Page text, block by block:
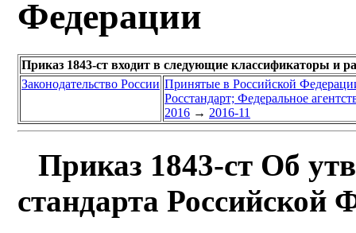
Федерации
Приказ 1843-ст входит в следующие классификаторы и
Законодательство России Принятые в Российской
Росстандарт; Федеральное
2016 → 2016-11
Приказ 1843-ст Об
стандарта Российской